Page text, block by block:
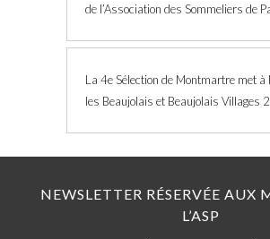
de l’Association des Sommeliers de
La 4e Sélection de Montmartre met à
les Beaujolais et Beaujolais Villages
NEWSLETTER RÉSERVÉE AUX
L’ASP